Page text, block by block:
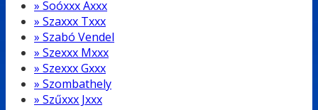
» Soóxxx Axxx
» Szaxxx Txxx
» Szabó Vendel
» Szexxx Mxxx
» Szexxx Gxxx
» Szombathely
» Szűxxx Jxxx